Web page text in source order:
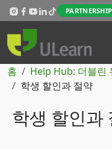
주요 콘텐츠로 건너뛰기
PARTNERSHIP
이동 경로
홈
Help Hub: 더블린
학생 할인과 절약
학생 할인과